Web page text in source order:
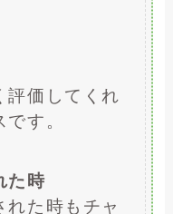
評価してくれ
す。
た時
れた時もチャ